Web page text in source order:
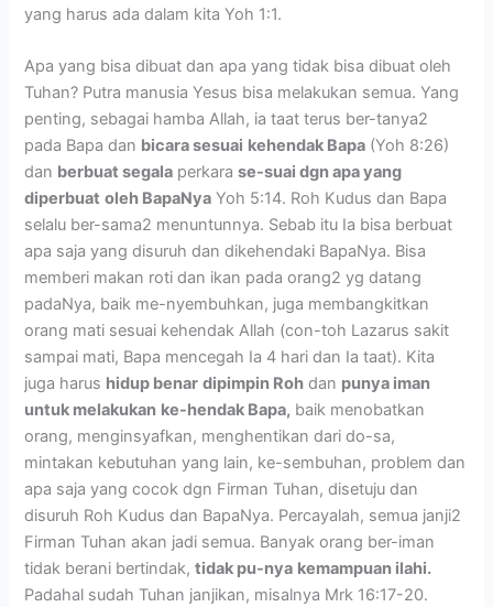
yang harus ada dalam kita Yoh 1:1.
Apa yang bisa dibuat dan apa yang tidak bisa dibuat oleh
Tuhan? Putra manusia Yesus bisa melakukan semua. Yang
penting, sebagai hamba Allah, ia taat terus ber-tanya2
pada Bapa dan bicara sesuai kehendak Bapa (Yoh 8:26)
dan berbuat segala perkarase-suai dgn apa yang
diperbuat oleh BapaNya Yoh 5:14. Roh Kudus dan Bapa
selalu ber-sama2 menuntunnya. Sebab itu Ia bisa berbuat
apa saja yang disuruh dan dikehendaki BapaNya. Bisa
memberi makan roti dan ikan pada orang2 yg datang
padaNya, baik me-nyembuhkan, juga membangkitkan
orang mati sesuai kehendak Allah (con-toh Lazarus sakit
sampai mati, Bapa mencegah Ia 4 hari dan Ia taat). Kita
juga harus hidup benar dipimpin Roh dan punya iman
untuk melakukan ke-hendak Bapa, baik menobatkan
orang, menginsyafkan, menghentikan dari do-sa,
mintakan kebutuhan yang lain, ke-sembuhan, problem dan
apa saja yang cocok dgn Firman Tuhan, disetuju dan
disuruh Roh Kudus dan BapaNya. Percayalah, semua janji2
Firman Tuhan akan jadi semua. Banyak orang ber-iman
tidak berani bertindak,tidak pu-nya kemampuan ilahi.
Padahal sudah Tuhan janjikan, misalnya Mrk 16:17-20.